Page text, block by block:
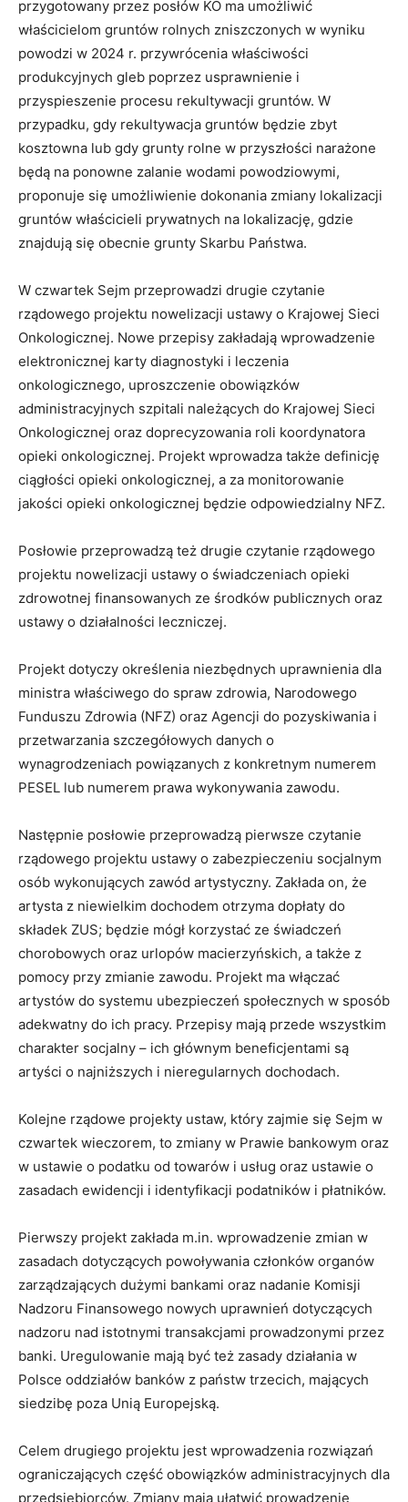
przygotowany przez posłów KO ma umożliwić
właścicielom gruntów rolnych zniszczonych w wyniku
powodzi w 2024 r. przywrócenia właściwości
produkcyjnych gleb poprzez usprawnienie i
przyspieszenie procesu rekultywacji gruntów. W
przypadku, gdy rekultywacja gruntów będzie zbyt
kosztowna lub gdy grunty rolne w przyszłości narażone
będą na ponowne zalanie wodami powodziowymi,
proponuje się umożliwienie dokonania zmiany lokalizacji
gruntów właścicieli prywatnych na lokalizację, gdzie
znajdują się obecnie grunty Skarbu Państwa.
W czwartek Sejm przeprowadzi drugie czytanie
rządowego projektu nowelizacji ustawy o Krajowej Sieci
Onkologicznej. Nowe przepisy zakładają wprowadzenie
elektronicznej karty diagnostyki i leczenia
onkologicznego, uproszczenie obowiązków
administracyjnych szpitali należących do Krajowej Sieci
Onkologicznej oraz doprecyzowania roli koordynatora
opieki onkologicznej. Projekt wprowadza także definicję
ciągłości opieki onkologicznej, a za monitorowanie
jakości opieki onkologicznej będzie odpowiedzialny NFZ.
Posłowie przeprowadzą też drugie czytanie rządowego
projektu nowelizacji ustawy o świadczeniach opieki
zdrowotnej finansowanych ze środków publicznych oraz
ustawy o działalności leczniczej.
Projekt dotyczy określenia niezbędnych uprawnienia dla
ministra właściwego do spraw zdrowia, Narodowego
Funduszu Zdrowia (NFZ) oraz Agencji do pozyskiwania i
przetwarzania szczegółowych danych o
wynagrodzeniach powiązanych z konkretnym numerem
PESEL lub numerem prawa wykonywania zawodu.
Następnie posłowie przeprowadzą pierwsze czytanie
rządowego projektu ustawy o zabezpieczeniu socjalnym
osób wykonujących zawód artystyczny. Zakłada on, że
artysta z niewielkim dochodem otrzyma dopłaty do
składek ZUS; będzie mógł korzystać ze świadczeń
chorobowych oraz urlopów macierzyńskich, a także z
pomocy przy zmianie zawodu. Projekt ma włączać
artystów do systemu ubezpieczeń społecznych w sposób
adekwatny do ich pracy. Przepisy mają przede wszystkim
charakter socjalny – ich głównym beneficjentami są
artyści o najniższych i nieregularnych dochodach.
Kolejne rządowe projekty ustaw, który zajmie się Sejm w
czwartek wieczorem, to zmiany w Prawie bankowym oraz
w ustawie o podatku od towarów i usług oraz ustawie o
zasadach ewidencji i identyfikacji podatników i płatników.
Pierwszy projekt zakłada m.in. wprowadzenie zmian w
zasadach dotyczących powoływania członków organów
zarządzających dużymi bankami oraz nadanie Komisji
Nadzoru Finansowego nowych uprawnień dotyczących
nadzoru nad istotnymi transakcjami prowadzonymi przez
banki. Uregulowanie mają być też zasady działania w
Polsce oddziałów banków z państw trzecich, mających
siedzibę poza Unią Europejską.
Celem drugiego projektu jest wprowadzenia rozwiązań
ograniczających część obowiązków administracyjnych dla
przedsiębiorców. Zmiany mają ułatwić prowadzenie